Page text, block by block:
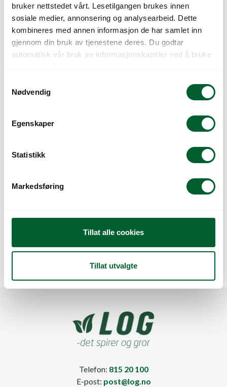
bruker nettstedet vårt. Lesetilgangen brukes innen
sosiale medier, annonsering og analysearbeid. Dette
kombineres med annen informasjon de har samlet inn
gjennom din bruk av tjenestene deres. Du godtar
automatisk vår bruk av informasjonskapsler ved å bruke
Nødvendig
Egenskaper
Statistikk
Markedsføring
Tillat alle cookies
Tillat utvalgte
CALABRESE (ØKO)
MICROGREENS ERT
MICROGREENS ERT
PISELLO UB.
Telefon: 815 20 100
E-post: post@log.no